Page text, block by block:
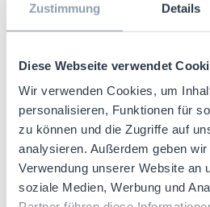
Zustimmung Details
Diese Webseite verwendet
Wir verwenden Cookies, um
personalisieren, Funktionen für
zu können und die Zugriffe auf
analysieren. Außerdem geben
Verwendung unserer Website an
soziale Medien, Werbung und
EVOLVE